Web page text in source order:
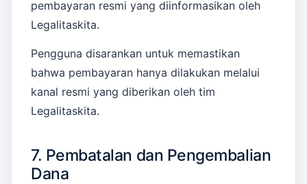
pembayaran resmi yang diinformasikan oleh
Legalitaskita.
Pengguna disarankan untuk memastikan
bahwa pembayaran hanya dilakukan melalui
kanal resmi yang diberikan oleh tim
Legalitaskita.
7. Pembatalan dan Pengembalian
Dana